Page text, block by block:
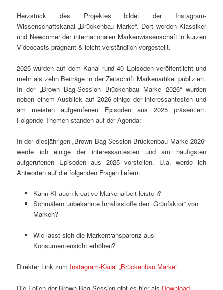
Herzstück des Projektes bildet der Instagram-
Wissenschaftskanal „Brückenbau Marke“. Dort werden Klassiker
und Newcomer der internationalen Markenwissenschaft in kurzen
Videocasts prägnant & leicht verständlich vorgestellt.
2025 wurden auf dem Kanal rund 40 Episoden veröffentlicht und
mehr als zehn Beiträge in der Zeitschrift Markenartikel publiziert.
In der „Brown Bag-Session Brückenbau Marke 2026“ wurden
neben einem Ausblick auf 2026 einige der interessantesten und
am meisten aufgerufenen Episoden aus 2025 präsentiert.
Folgende Themen standen auf der Agenda:
In der diesjährigen „Brown Bag-Session Brückenbau Marke 2026“
werde ich einige der interessantesten und am häufigsten
aufgerufenen Episoden aus 2025 vorstellen. U.a. werde ich
Antworten auf die folgenden Fragen liefern:
Kann KI auch kreative Markenarbeit leisten?
Schmälern unbekannte Inhaltsstoffe den „Grünfaktor“ von
Marken?
Wie lässt sich die Markentransparenz aus
Konsumentensicht erhöhen?
Direkter Link zum Instagram-Kanal „Brückenbau Marke“.
Die Folien der Brown Bag-Session gibt es hier als Download.